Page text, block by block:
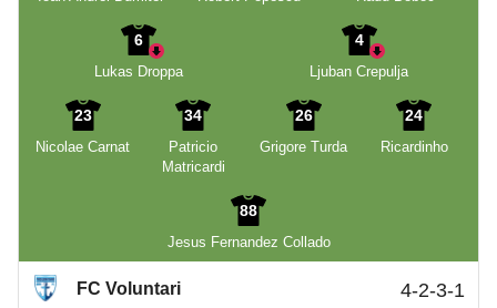
6
Lukas Droppa
4
Ljuban Crepulja
23
Nicolae Carnat
34
Patricio
Matricardi
26
Grigore Turda
24
Ricardinho
88
Jesus Fernandez Collado
FC Voluntari 4-2-3-1